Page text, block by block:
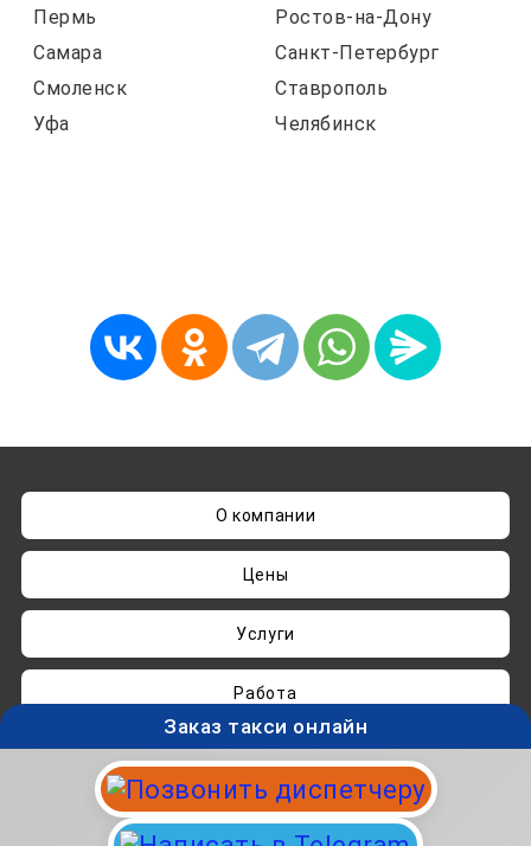
Пермь
Ростов-на-Дону
Самара
Санкт-Петербург
Смоленск
Ставрополь
Уфа
Челябинск
О компании
Цены
Услуги
Работа
Нашли ошибку? Пишите наadmin@taksisvo.ru
Такси для СВОих - taksisvo.ru © 05.2025-2026.
Вся информация на данном сайте носит
Заказ такси онлайн